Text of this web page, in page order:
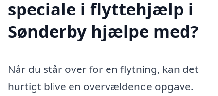
speciale i flyttehjælp i
Sønderby hjælpe med?
Når du står over for en flytning, kan det
hurtigt blive en overvældende opgave.